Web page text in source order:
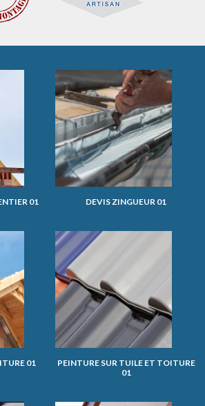
01 DEVIS ZINGUEUR 01
01
PEINTURE SUR TUILE ET TOITURE
01